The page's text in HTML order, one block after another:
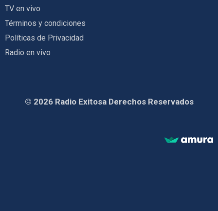
TV en vivo
Términos y condiciones
Políticas de Privacidad
Radio en vivo
© 2026 Radio Exitosa Derechos Reservados